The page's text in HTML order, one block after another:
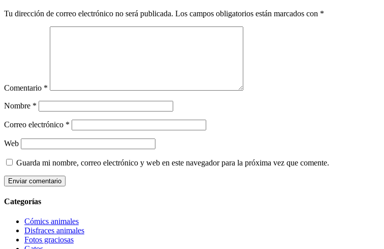
Tu dirección de correo electrónico no será publicada. Los campos obligatorios están marcados con *
Comentario *
Nombre *
Correo electrónico *
Web
Guarda mi nombre, correo electrónico y web en este navegador para la próxima vez que comente.
Categorías
Cómics animales
Disfraces animales
Fotos graciosas